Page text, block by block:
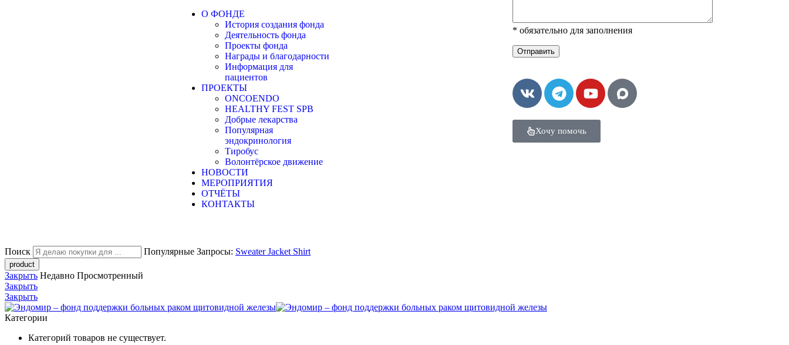
О ФОНДЕ
История создания фонда
Деятельность фонда
Проекты фонда
Награды и благодарности
Информация для
пациентов
ПРОЕКТЫ
ONCOENDO
HEALTHY FEST SPB
Добрые лекарства
Популярная
эндокринология
Тиробус
Волонтёрское движение
НОВОСТИ
МЕРОПРИЯТИЯ
ОТЧЁТЫ
КОНТАКТЫ
* обязательно для заполнения
Хочу помочь
Поиск Популярные Запросы: SweaterJacket Shirt
Закрыть Недавно Просмотренный
Закрыть
Закрыть
Категории
Категорий товаров не существует.